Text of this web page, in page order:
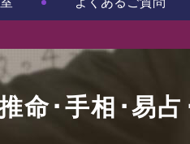
命･手相･易占